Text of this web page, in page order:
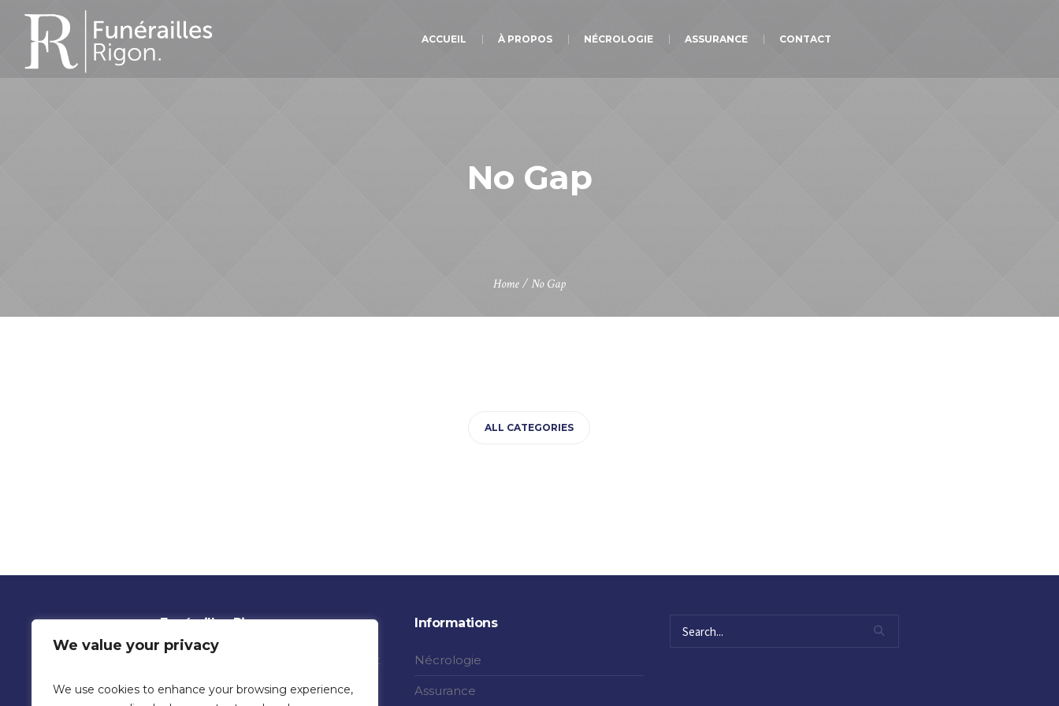
We value your privacy
We use cookies to enhance your browsing experience,
ACCUEIL À PROPOS NÉCROLOGIE ASSURANCE CONTACT
No Gap
Home/No Gap
ALL CATEGORIES
Funérailles Rigon
Notre entreprise est active dans tout
situé rue de Bois de Goutroux 31 à
Informations
Nécrologie
Assurance